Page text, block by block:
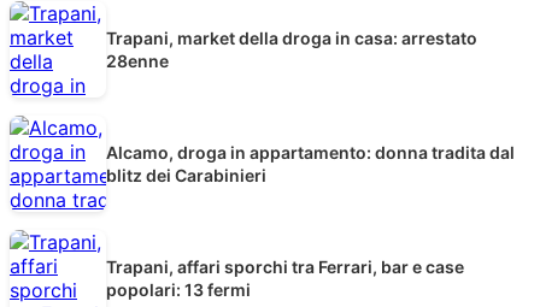
Trapani, market della droga in casa: arrestato
28enne
Alcamo, droga in appartamento: donna tradita dal
blitz dei Carabinieri
Trapani, affari sporchi tra Ferrari, bar e case
popolari: 13 fermi